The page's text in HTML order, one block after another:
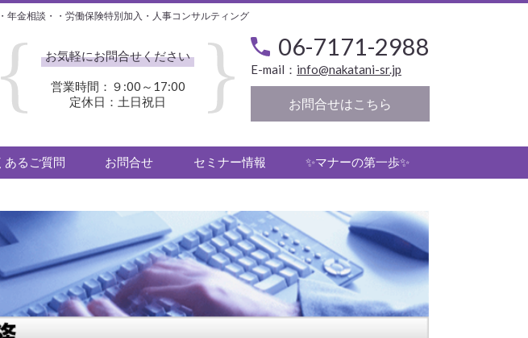
金相談・・労働保険特別加入・人事コンサルティング
お気軽にお問合せください
営業時間：９:00～17:00
定休日：土日祝日
06-7171-2988
E-mail： info@nakatani-sr.jp
お問合せはこちら
あるご質問 お問合せ セミナー情報 ✨マナーの第一歩✨